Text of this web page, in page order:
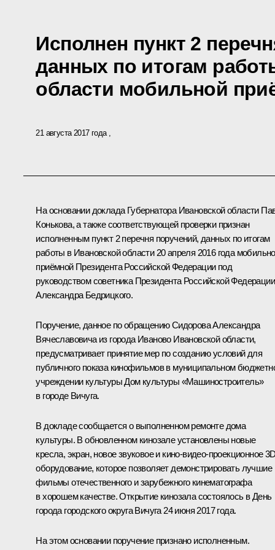
Исполнен пункт 2
данных по итогам
области мобильной
21 августа 2017 года
На основании доклада Губернатора Ивановской области
Конькова, а также соответствующей проверки признан
исполненным пункт 2 перечня поручений, данных по итогам
работы в Ивановской области 20 апреля 2016 года
приёмной Президента Российской Федерации под
руководством советника Президента Российской Федерации
Александра Бедрицкого.
Поручение, данное по обращению Сидорова Александра
Вячеславовича из города Иваново Ивановской области,
предусматривает принятие мер по созданию условий для
публичного показа кинофильмов в муниципальном
учреждении культуры Дом культуры «Машиностроитель»
в городе Вичуга.
В докладе сообщается о выполненном ремонте дома
культуры. В обновленном кинозале установлены новые
кресла, экран, новое звуковое и кино-видео-проекционное
оборудование, которое позволяет демонстрировать лучшие
фильмы отечественного и зарубежного кинематографа
в хорошем качестве. Открытие кинозала состоялось в День
города городского округа Вичуга 24 июня 2017 года.
На этом основании поручение признано исполненным.